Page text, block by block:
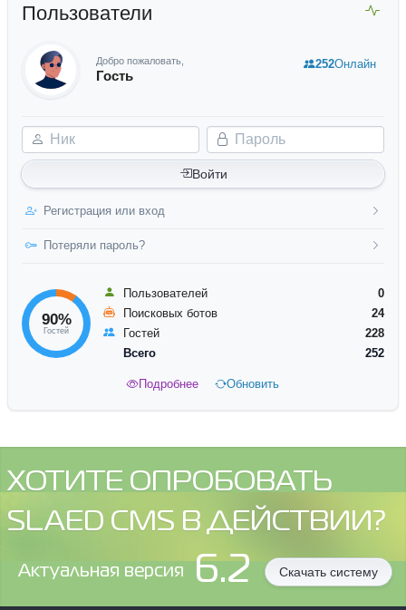
Пользователи
Добро пожаловать,
Гость
Ник Пароль
Войти
Регистрация или вход
Потеряли пароль?
252Онлайн
90%
Гостей
Пользователей
0
Поисковых ботов
24
Гостей
228
Всего
252
Подробнее Обновить
ХОТИТЕ ОПРОБОВАТЬ
SLAED CMS В ДЕЙСТВИИ?
Aктуальная версия 6.2 Скачать систему